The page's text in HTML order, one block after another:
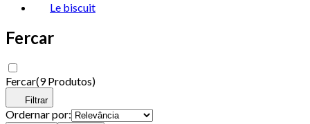
Le biscuit
Fercar
Fercar(9 Produtos)
Filtrar
Ordernar por: